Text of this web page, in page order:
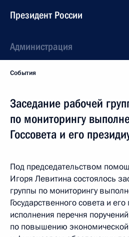
Президент России
Администрация
События
Заседание рабочей
по мониторингу
Госсовета и его
Под председательством
Игоря Левитина состоялось
группы по мониторингу
Государственного совета и
исполнения перечня
по повышению экономической